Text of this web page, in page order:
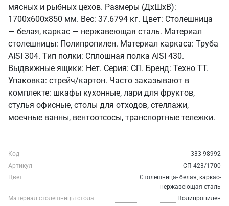
мясных и рыбных цехов. Размеры (ДхШхВ):
1700x600x850 мм. Вес: 37.6794 кг. Цвет: Столешница
— белая, каркас — нержавеющая сталь. Материал
столешницы: Полипропилен. Материал каркаса: Труба
AISI 304. Тип полки: Сплошная полка AISI 430.
Выдвижные ящики: Нет. Серия: СП. Бренд: Техно ТТ.
Упаковка: стрейч/картон. Часто заказывают в
комплекте: шкафы кухонные, лари для фруктов,
стулья офисные, столы для отходов, стеллажи,
моечные ванны, вентоотсосы, транспортные тележки.
Код
333-98992
Артикул
СП-423/1700
Цвет
Столешница- белая, каркас-
нержавеющая сталь
Материал столешницы стола
Полипропилен